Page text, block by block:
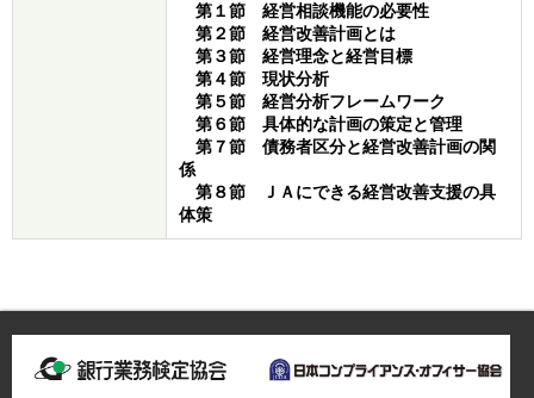
第１節 経営相談機能の必要性
第２節 経営改善計画とは
第３節 経営理念と経営目標
第４節 現状分析
第５節 経営分析フレームワーク
第６節 具体的な計画の策定と管理
第７節 債務者区分と経営改善計画の関
係
第８節 ＪＡにできる経営改善支援の具
体策